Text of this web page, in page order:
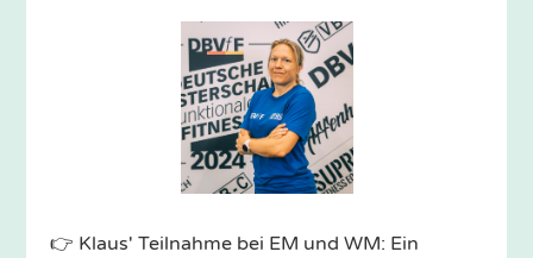
👉 Klaus' Teilnahme bei EM und WM: Ein